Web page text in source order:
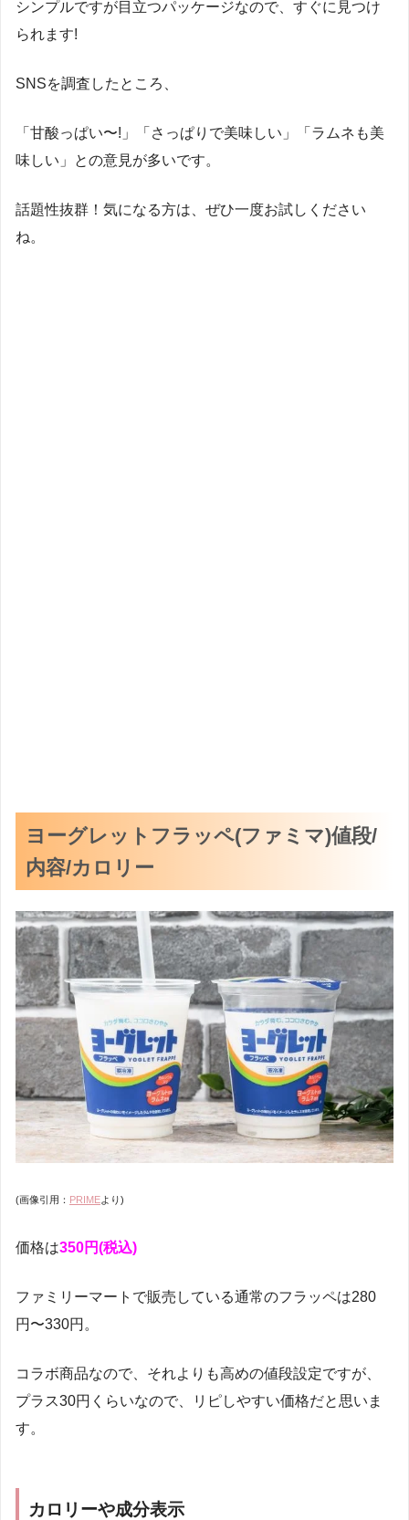
シンプルですが目立つパッケージなので、すぐに見つけ
られます!
SNSを調査したところ、
「甘酸っぱい〜!」「さっぱりで美味しい」「ラムネも美
味しい」との意見が多いです。
話題性抜群！気になる方は、ぜひ一度お試しください
ね。
ヨーグレットフラッペ(ファミマ)値段/
内容/カロリー
(画像引用： PRIMEより)
価格は350円(税込)
ファミリーマートで販売している通常のフラッペは280
円〜330円。
コラボ商品なので、それよりも高めの値段設定ですが、
プラス30円くらいなので、リピしやすい価格だと思いま
す。
カロリーや成分表示